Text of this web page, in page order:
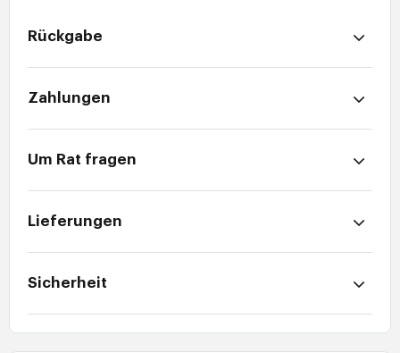
Rückgabe
Zahlungen
Um Rat fragen
Lieferungen
Sicherheit